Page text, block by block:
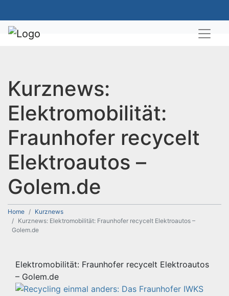
Kurznews:
Elektromobilität:
Fraunhofer recycelt
Elektroautos –
Golem.de
Home
Kurznews
Kurznews: Elektromobilität: Fraunhofer recycelt Elektroautos –
Golem.de
Elektromobilität: Fraunhofer recycelt Elektroautos
– Golem.de